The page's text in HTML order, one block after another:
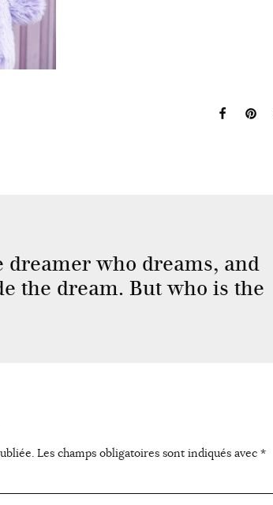
dreamer who dreams, and
the dream. But who is the
Les champs obligatoires sont indiqués avec *